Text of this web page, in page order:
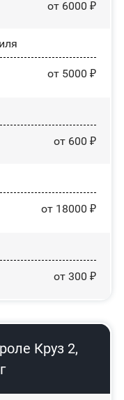
от 6000 ₽
от 5000 ₽
от 600 ₽
от 18000 ₽
от 300 ₽
Круз 2,